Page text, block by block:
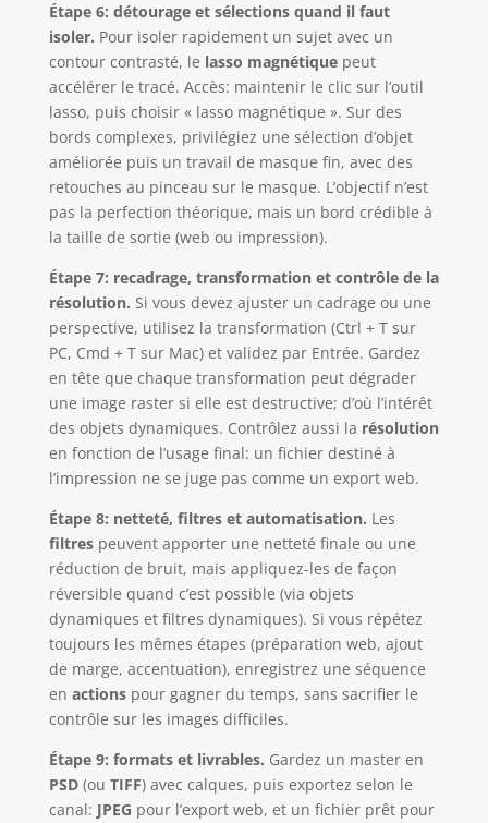
Étape 6: détourage et sélections quand il faut
isoler. Pour isoler rapidement un sujet avec un
contour contrasté, le lasso magnétiquepeut
accélérer le tracé. Accès: maintenir le clic sur l’outil
lasso, puis choisir « lasso magnétique ». Sur des
bords complexes, privilégiez une sélection d’objet
améliorée puis un travail de masque fin, avec des
retouches au pinceau sur le masque. L’objectif n’est
pas la perfection théorique, mais un bord crédible à
la taille de sortie (web ou impression).
Étape 7: recadrage, transformation et contrôle de la
résolution. Si vous devez ajuster un cadrage ou une
perspective, utilisez la transformation (Ctrl + T sur
PC, Cmd + T sur Mac) et validez par Entrée. Gardez
en tête que chaque transformation peut dégrader
une image raster si elle est destructive; d’où l’intérêt
des objets dynamiques. Contrôlez aussi la résolution
en fonction de l’usage final: un fichier destiné à
l’impression ne se juge pas comme un export web.
Étape 8: netteté, filtres et automatisation. Les
filtrespeuvent apporter une netteté finale ou une
réduction de bruit, mais appliquez-les de façon
réversible quand c’est possible (via objets
dynamiques et filtres dynamiques). Si vous répétez
toujours les mêmes étapes (préparation web, ajout
de marge, accentuation), enregistrez une séquence
en actionspour gagner du temps, sans sacrifier le
contrôle sur les images difficiles.
Étape 9: formats et livrables. Gardez un master en
PSD(ou TIFF) avec calques, puis exportez selon le
canal: JPEG pour l’export web, et un fichier prêt pour